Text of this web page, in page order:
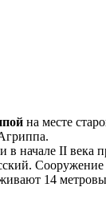
на месте
в начале II века
Сооружение
14